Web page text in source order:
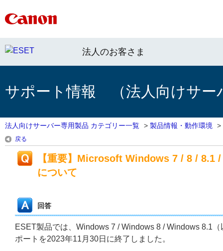
法人のお客さま
サポート情報 （法人向けサー
法人向けサーバー専用製品 カテゴリー一覧 > 製品情報・動作環境 >
戻る
【重要】Microsoft Windows 7 / 8 / 8.1
について
回答
ESET製品では、Windows 7 / Windows 8 / Windows 8.1
ポートを2023年11月30日に終了しました。